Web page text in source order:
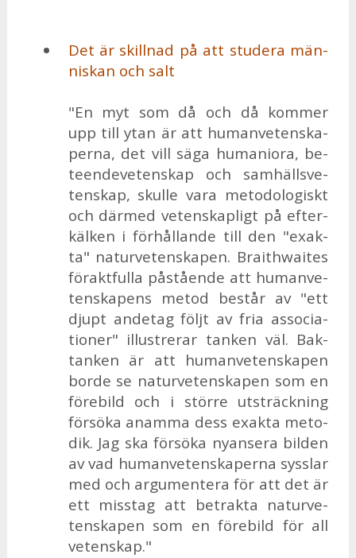
Det är skill­nad på att stu­de­ra män­
ni­skan och salt
"En myt som då och då kom­mer
upp till ytan är att hu­man­ve­ten­ska­
per­na, det vill säga hu­ma­nio­ra, be­
te­en­de­ve­ten­skap och sam­hälls­ve­
ten­skap, skul­le vara me­to­do­lo­giskt
och där­med ve­ten­skap­ligt på ef­ter­
käl­ken i för­hål­lan­de till den "ex­ak­
ta" na­tur­ve­ten­ska­pen. Brait­h­wai­tes
för­akt­ful­la på­stå­en­de att hu­man­ve­
ten­ska­pens me­tod be­står av "ett
djupt an­de­tag följt av fria as­so­ci­a­
tio­ner" il­lu­stre­rar tan­ken väl. Bak­
tan­ken är att hu­man­ve­ten­ska­pen
bor­de se na­tur­ve­ten­ska­pen som en
fö­re­bild och i stör­re ut­sträck­ning
för­sö­ka anam­ma dess ex­ak­ta me­to­
dik. Jag ska för­sö­ka ny­an­se­ra bil­den
av vad hu­man­ve­ten­ska­per­na syss­lar
med och ar­gu­men­te­ra för att det är
ett miss­tag att be­trak­ta na­tur­ve­
ten­ska­pen som en fö­re­bild för all
ve­ten­skap."